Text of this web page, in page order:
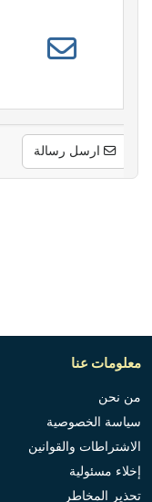
ارسل رسالة
معلومات عنا
من نحن
سياسة الخصوصية
الاشتراطات والقوانين
إخلاء مسئولية
تحذير المخاطر